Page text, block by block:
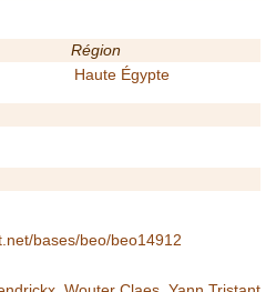
Région
Haute Égypte
bases/beo/beo14912